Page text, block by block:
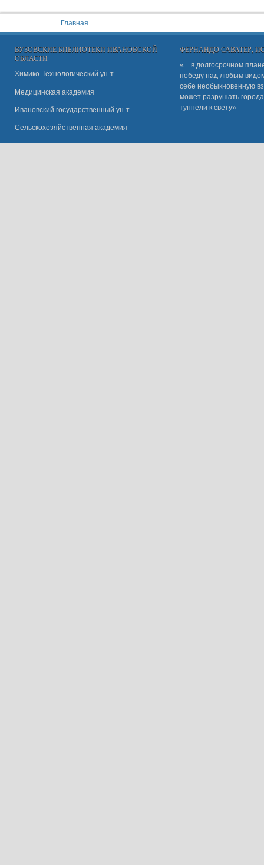
Главная
ВУЗОВСКИЕ БИБЛИОТЕКИ ИВАНОВСКОЙ
ОБЛАСТИ
Химико-Технологический ун-т
Медицинская академия
Ивановский государственный ун-т
Сельскохозяйственная академия
ФЕРНАНДО САВАТЕР,
«…в долгосрочном
победу над любым
себе необыкновенную
может разрушать
туннели к свету»